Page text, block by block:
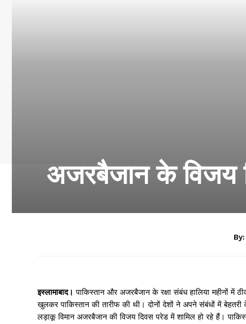
अजरबैजान के विजय
By:
इस्लामाबाद।पाकिस्तान और अजरबैजान के रक्षा संबंध हालिया महीनों
खुलकर पाकिस्तान की तारीफ की थी। दोनों देशों ने अपने संबंधों में
लड़ाकू विमान अजरबैजान की विजय दिवस परेड में शामिल हो रहे हैं।